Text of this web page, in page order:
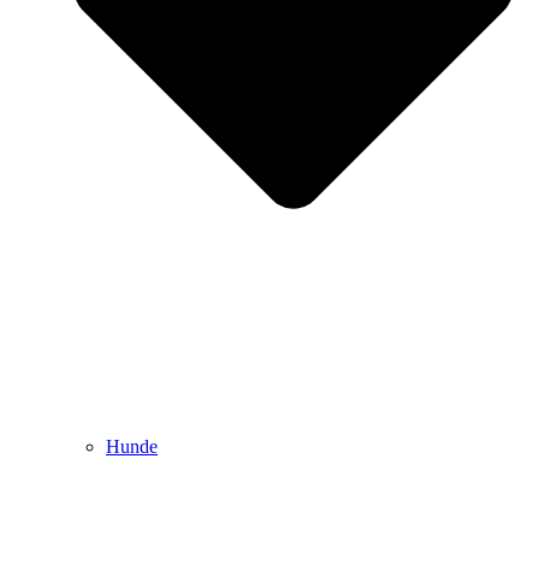
Hunde